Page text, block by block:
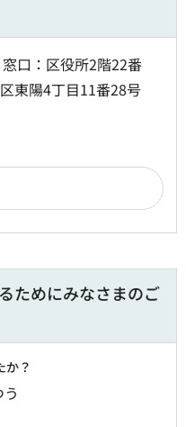
口：区役所2階22番
東陽4丁目11番28号
ためにみなさまのご
か？